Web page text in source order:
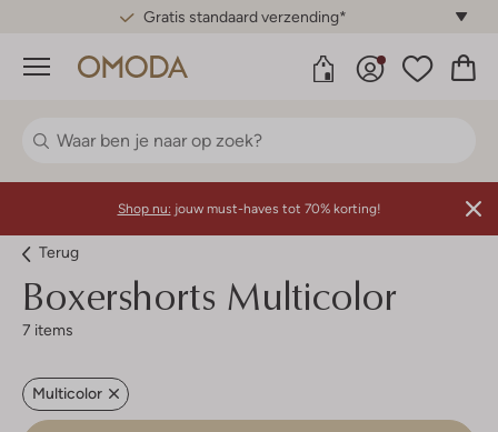
Gratis standaard verzending*
Menu
Shop nu: jouw must-haves tot 70% korting!
Terug
Boxershorts Multicolor
7 items
Multicolor